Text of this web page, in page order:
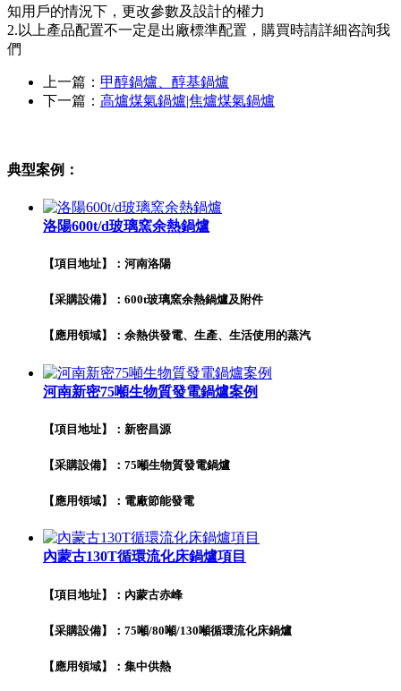
知用戶的情況下，更改參數及設計的權力
2.以上產品配置不一定是出廠標準配置，購買時請詳細咨詢我
們
上一篇： 甲醇鍋爐、醇基鍋爐
下一篇： 高爐煤氣鍋爐|焦爐煤氣鍋爐
典型案例：
洛陽600t/d玻璃窯余熱鍋爐
【項目地址】：河南洛陽
【采購設備】：600t玻璃窯余熱鍋爐及附件
【應用領域】：余熱供發電、生產、生活使用的蒸汽
河南新密75噸生物質發電鍋爐案例
【項目地址】：新密昌源
【采購設備】：75噸生物質發電鍋爐
【應用領域】：電廠節能發電
內蒙古130T循環流化床鍋爐項目
【項目地址】：內蒙古赤峰
【采購設備】：75噸/80噸/130噸循環流化床鍋爐
【應用領域】：集中供熱